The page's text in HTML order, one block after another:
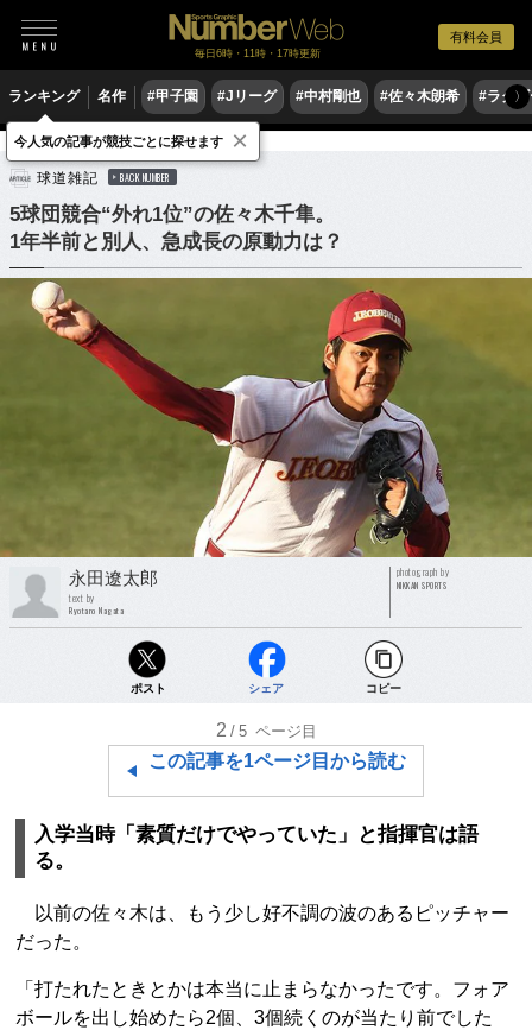
有料会員
毎日6時・11時・17時更新
ランキング 名作 #甲子園 #Jリーグ #中村剛也 #佐々木朗希 #ラグ〉
野球 プロ野球 ドラフト会議
球道雑記 BACK NUMBER
5球団競合“外れ1位”の佐々木千隼。
1年半前と別人、急成長の原動力は？
永田遼太郎
text by
Ryotaro Nagata
photograph by
NIKKAN SPORTS
ポスト シェア コピー
2 /5 ページ目
この記事を1ページ目から読む
入学当時「素質だけでやっていた」と指揮官は語
る。
以前の佐々木は、もう少し好不調の波のあるピッチャー
だった。
「打たれたときとかは本当に止まらなかったです。フォア
ボールを出し始めたら2個、3個続くのが当たり前でした
今人気の記事が競技ごとに探せます ×